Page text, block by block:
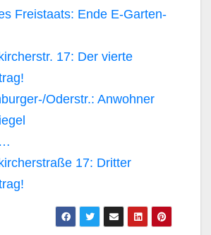
Freistaats: Ende E-Garten-
17: Der vierte
Oderstr.: Anwohner
17: Dritter